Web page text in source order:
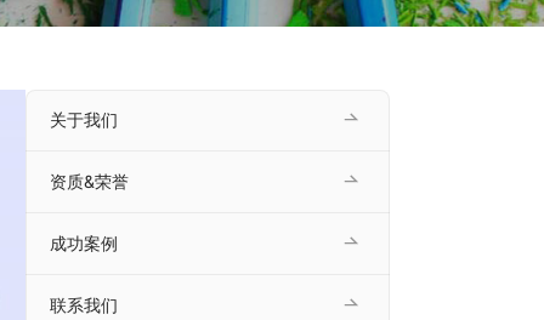
关于我们
资质&荣誉
成功案例
联系我们